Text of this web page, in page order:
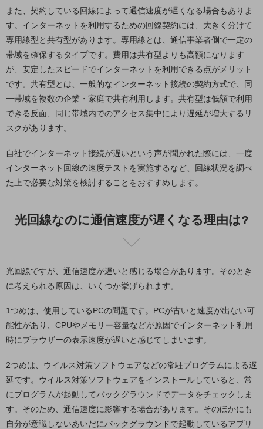
業種・業態で探す
自治体
一次産業
医療・介護
教育
モビリティ
製造・建設業
モバイルTOP
法人向けスマホ・携帯に関する、
おすすめの機種、料金やサービスをご紹介
製品TOP
タフネススマートフォン
データ通信製品
5G対応ホームルーター
衛星携帯電話
また、契約している回線によって通信速度が遅くなる場合もありま
す。インターネットを利用するための回線契約には、大きく分けて
専用線型と共有型があります。専用線とは、通信事業者側で一定の
帯域を確保するタイプです。費用は共有型よりも高額になります
が、安定したスピードでインターネットを利用できる点がメリット
です。共有型とは、一般的なインターネット接続の契約方式で、同
一帯域を複数の企業・家庭で共有利用します。共有型は低額で利用
できる反面、同じ帯域内でのアクセス集中により遅延が増大するリ
スクがあります。
自社でインターネット接続が遅いという声が聞かれた際には、一度
インターネット回線の速度テストを実施するなど、回線状況を調べ
た上で必要な対策を検討することをおすすめします。
光回線なのに通信速度が遅くなる理由は?
光回線ですが、通信速度が遅いと感じる場合があります。そのとき
に考えられる原因は、いくつか挙げられます。
1つめは、使用しているPCの問題です。PCが古いと速度が出ない可
能性があり、CPUやメモリー容量などが原因でインターネット利用
時にブラウザーの表示速度が遅いと感じてしまいます。
2つめは、ウイルス対策ソフトウェアなどの常駐プログラムによる遅
延です。ウイルス対策ソフトウェアをインストールしていると、常
にプログラムが起動してバックグラウンドでデータをチェックしま
す。そのため、通信速度に影響する場合があります。そのほかにも
自分が意識しないあいだにバックグラウンドで起動しているアプリ